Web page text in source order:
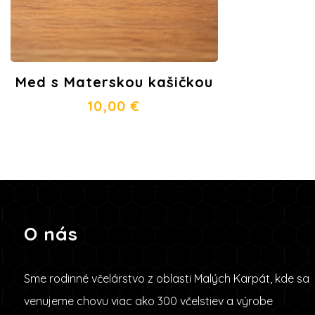
Med s Materskou kašičkou
10,00€
O nás
Sme rodinné včelárstvo z oblasti Malých Karpát, kde sa
venujeme chovu viac ako 300 včelstiev a výrobe